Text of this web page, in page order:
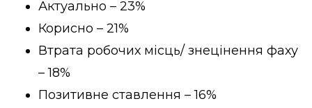
Актуально – 23%
Корисно – 21%
Втрата робочих місць/ знецінення фаху
– 18%
Позитивне ставлення – 16%